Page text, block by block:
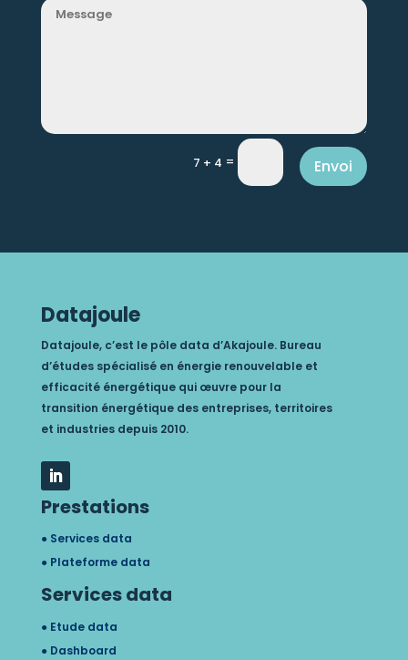
7 + 4 = Envoi
Datajoule
Datajoule, c’est le pôle data d’Akajoule. Bureau
d’études spécialisé en énergie renouvelable et
efficacité énergétique qui œuvre pour la
transition énergétique des entreprises, territoires
et industries depuis 2010.
Prestations
● Services data
● Plateforme data
Services data
● Etude data
● Dashboard